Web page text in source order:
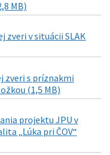
MB)
zveri v situácii SLAK
zveri s príznakmi
(1,5 MB)
projektu JPU v
„Lúka pri ČOV“